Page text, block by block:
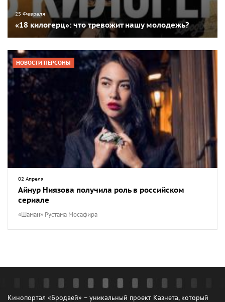
25 Февраля
«18 килогерц»: что тревожит нашу молодежь?
НОВОСТИ ПЕРСОНЫ
02 Апреля
Айнур Ниязова получила роль в российском
сериале
«Шаман» Рустама Мосафира
Кинопортал «Бродвей» – уникальный проект Казнета, который